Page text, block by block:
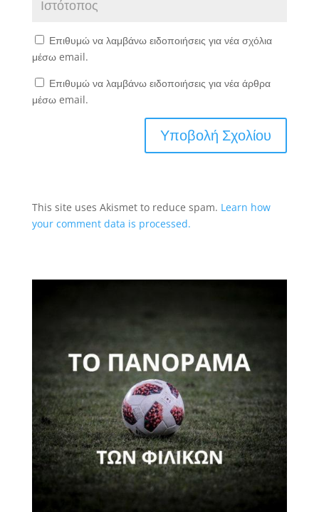
Επιθυμώ να λαμβάνω ειδοποιήσεις για νέα σχόλια
μέσω email.
Επιθυμώ να λαμβάνω ειδοποιήσεις για νέα άρθρα
μέσω email.
This site uses Akismet to reduce spam. Learn how
your comment data is processed.